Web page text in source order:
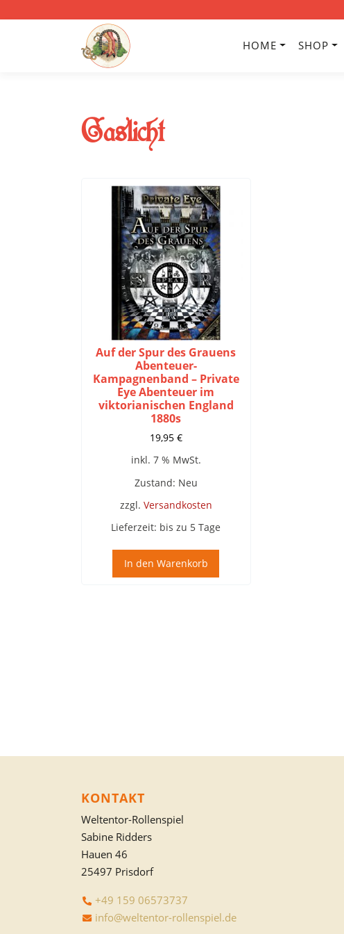
HOME SHOP
Gaslicht
Auf der Spur des Grauens
Abenteuer-
Kampagnenband – Private
Eye Abenteuer im
viktorianischen England
1880s
19,95 €
inkl. 7 % MwSt.
Zustand: Neu
zzgl. Versandkosten
Lieferzeit: bis zu 5 Tage
In den Warenkorb
KONTAKT
Weltentor-Rollenspiel
Sabine Ridders
Hauen 46
25497 Prisdorf
+49 159 06573737
info@weltentor-rollenspiel.de